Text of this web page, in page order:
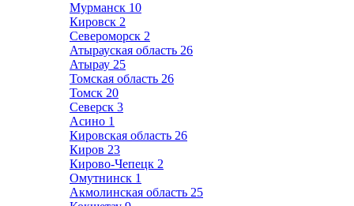
Мурманск 10
Кировск 2
Североморск 2
Атырауская область 26
Атырау 25
Томская область 26
Томск 20
Северск 3
Асино 1
Кировская область 26
Киров 23
Кирово-Чепецк 2
Омутнинск 1
Акмолинская область 25